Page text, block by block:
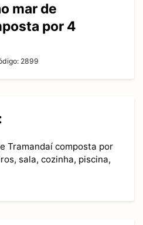
mar de
por 4
2899
Tramandaí composta por
sala, cozinha, piscina,